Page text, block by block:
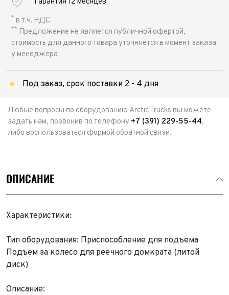
* в т.ч. НДС
** Предложение не является публичной офертой,
стоимость для данного товара уточняется в момент заказа
у менеджера
Под заказ, срок поставки 2 - 4 дня
Любые вопросы по оборудованию Arctic Trucks вы можете
задать нам, позвонив по телефону +7 (391) 229-55-44,
либо воспользоваться формой обратной связи.
ОПИСАНИЕ
Характеристики:
Тип оборудования: Приспособление для подъема
Подъем за колесо для реечного домкрата (литой
диск)
Описание: